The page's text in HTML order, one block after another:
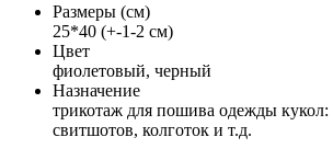
Размеры (см)
25*40 (+-1-2 см)
Цвет
фиолетовый, черный
Назначение
трикотаж для пошива одежды
свитшотов, колготок и т.д.